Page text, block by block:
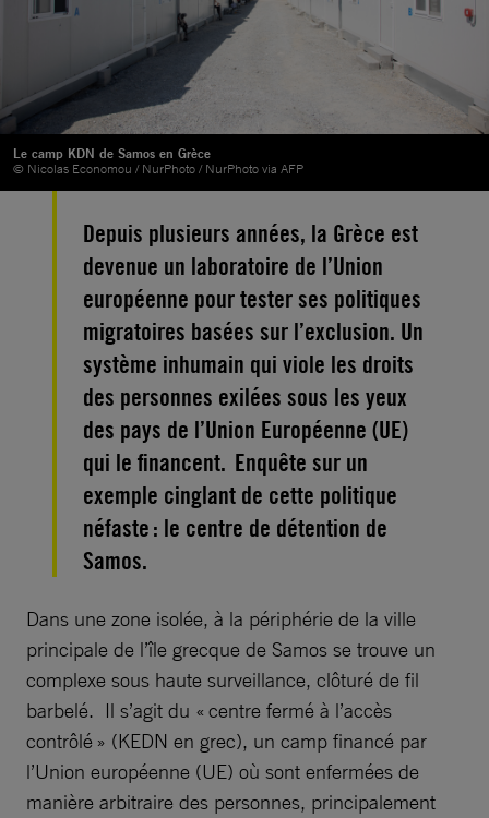
Le camp KDN de Samos en Grèce
© Nicolas Economou / NurPhoto / NurPhoto via AFP
Depuis plusieurs années, la Grèce est
devenue un laboratoire de l’Union
européenne pour tester ses politiques
migratoires basées sur l’exclusion. Un
système inhumain qui viole les droits
des personnes exilées sous les yeux
des pays de l’Union Européenne (UE)
qui le financent. Enquête sur un
exemple cinglant de cette politique
néfaste : le centre de détention de
Samos.
Dans une zone isolée, à la périphérie de la ville
principale de l’île grecque de Samos se trouve un
complexe sous haute surveillance, clôturé de fil
barbelé. Il s’agit du « centre fermé à l’accès
contrôlé » (KEDN en grec), un camp financé par
l’Union européenne (UE) où sont enfermées de
manière arbitraire des personnes, principalement